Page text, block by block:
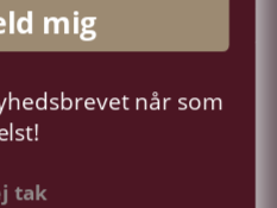
mig
når som
tak